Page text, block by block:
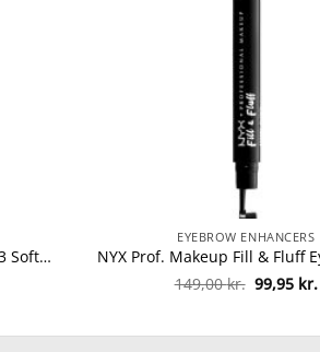
Clinique Quickliner For Brows – 03 Soft Brown fra Clinique
EYEBROW ENHANCERS
149,00kr. Den
99,95 kr.